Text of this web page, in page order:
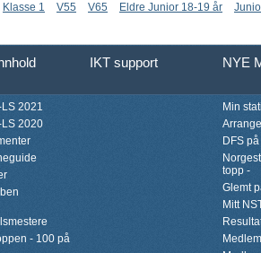
Klasse 1 V55 V65 Eldre Junior 18-19 år
IKT support NYE
2021
2020
- 100 på
Min
DFS
topp -
Glemt
Mitt